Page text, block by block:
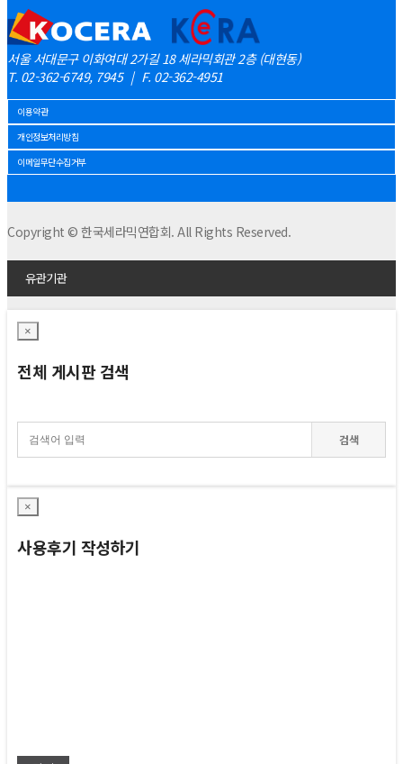
서울 서대문구 이화여대 2가길 18 세라믹회관 2층 (대현동)
T. 02-362-6749, 7945 | F. 02-362-4951
이용약관
개인정보처리방침
이메일무단수집거부
Copyright © 한국세라믹연합회. All Rights Reserved.
유관기관
×
전체 게시판 검색
검색
×
사용후기 작성하기